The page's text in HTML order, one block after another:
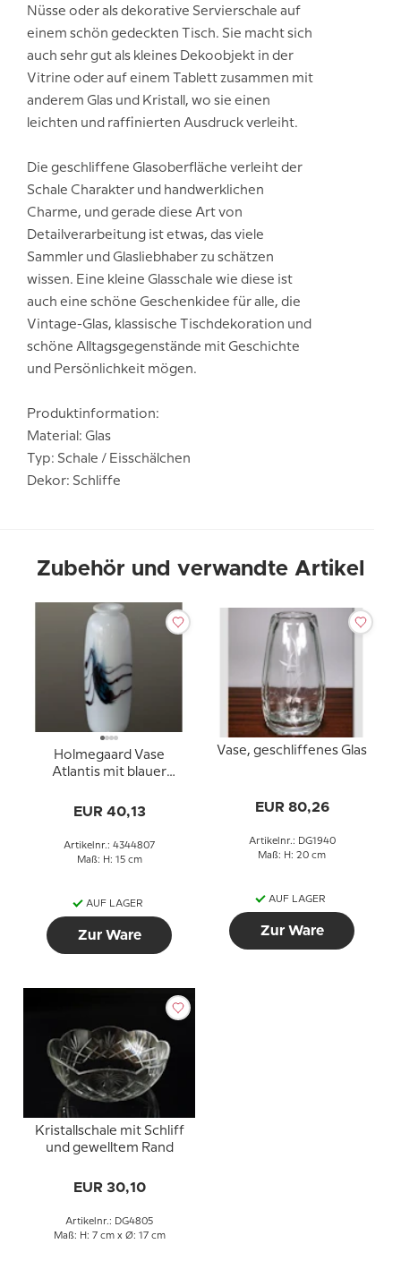
Nüsse oder als dekorative Servierschale auf
einem schön gedeckten Tisch. Sie macht sich
auch sehr gut als kleines Dekoobjekt in der
Vitrine oder auf einem Tablett zusammen mit
anderem Glas und Kristall, wo sie einen
leichten und raffinierten Ausdruck verleiht.
Die geschliffene Glasoberfläche verleiht der
Schale Charakter und handwerklichen
Charme, und gerade diese Art von
Detailverarbeitung ist etwas, das viele
Sammler und Glasliebhaber zu schätzen
wissen. Eine kleine Glasschale wie diese ist
auch eine schöne Geschenkidee für alle, die
Vintage-Glas, klassische Tischdekoration und
schöne Alltagsgegenstände mit Geschichte
und Persönlichkeit mögen.
Produktinformation:
Material: Glas
Typ: Schale / Eisschälchen
Dekor: Schliffe
Zubehör und verwandte Artikel
Holmegaard Vase
Atlantis mit blauer
EUR 40,13
Artikelnr.: 4344807
Maß: H: 15 cm
AUF LAGER
Zur Ware
Vase, geschliffenes Glas
EUR 80,26
Artikelnr.: DG1940
Maß: H: 20 cm
AUF LAGER
Zur Ware
Kristallschale mit Schliff
und gewelltem Rand
EUR 30,10
Artikelnr.: DG4805
Maß: H: 7 cm x Ø: 17 cm